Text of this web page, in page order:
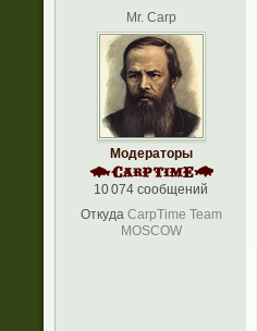
Mr. Carp
Модераторы
10 074 сообщений
Откуда CarpTime Team
MOSCOW